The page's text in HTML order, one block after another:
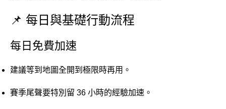
📌 每日與基礎行動流程
每日免費加速
建議等到地圖全開到極限時再用。
賽季尾聲要特別留 36 小時的經驗加速。